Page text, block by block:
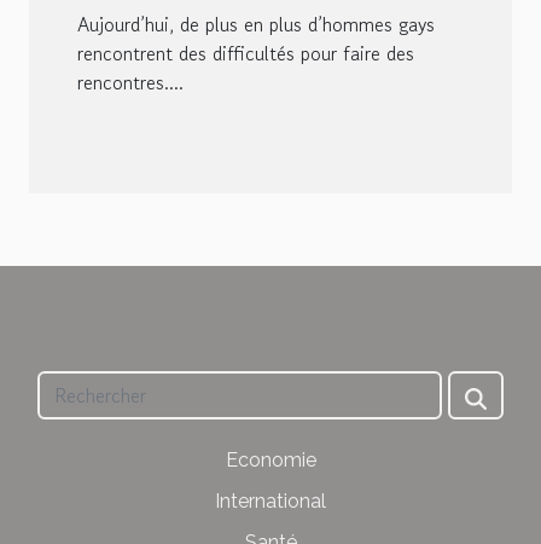
facilement
Aujourd’hui, de plus en plus d’hommes gays
rencontrent des difficultés pour faire des
rencontres....
Economie
International